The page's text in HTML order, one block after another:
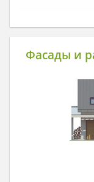
Фасады и